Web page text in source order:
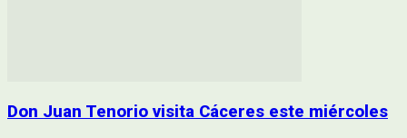
Don Juan Tenorio visita Cáceres este miércoles